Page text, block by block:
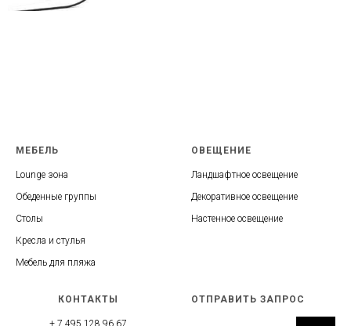
МЕБЕЛЬ
Lounge зона
Обеденные группы
Столы
Кресла и стулья
Мебель для пляжа
ОВЕЩЕНИЕ
Ландшафтное освещение
Декоративное освещение
Настенное освещение
КОНТАКТЫ ОТПРАВИТЬ ЗАПРОС